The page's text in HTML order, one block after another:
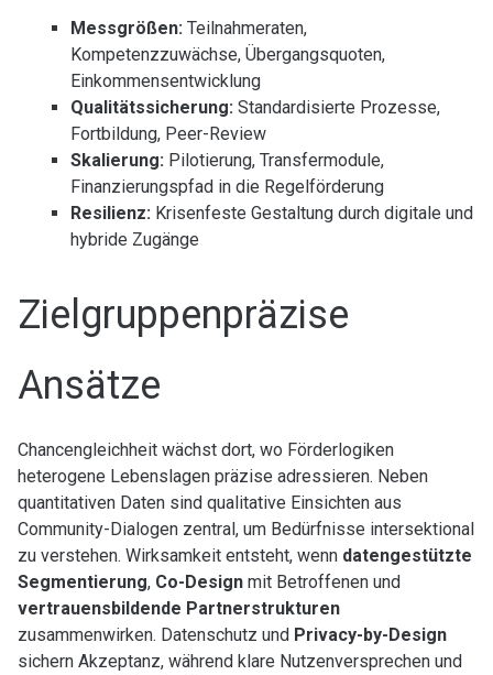
Messgrößen: Teilnahmeraten,
Kompetenzzuwächse, Übergangsquoten,
Einkommensentwicklung
Qualitätssicherung: Standardisierte Prozesse,
Fortbildung, Peer-Review
Skalierung: Pilotierung, Transfermodule,
Finanzierungspfad in die Regelförderung
Resilienz: Krisenfeste Gestaltung durch digitale und
hybride Zugänge
Zielgruppenpräzise
Ansätze
Chancengleichheit wächst dort, wo Förderlogiken
heterogene Lebenslagen präzise adressieren. Neben
quantitativen Daten sind qualitative Einsichten aus
Community-Dialogen zentral, um Bedürfnisse intersektional
zu verstehen. Wirksamkeit entsteht, wenn datengestützte
Segmentierung, Co-Designmit Betroffenen und
vertrauensbildende Partnerstrukturen
zusammenwirken. Datenschutz und Privacy-by-Design
sichern Akzeptanz, während klare Nutzenversprechen und